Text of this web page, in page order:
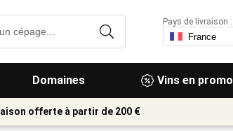
Domaines Vins en promo
Pays de livraison :
offerte à partir de 200 €